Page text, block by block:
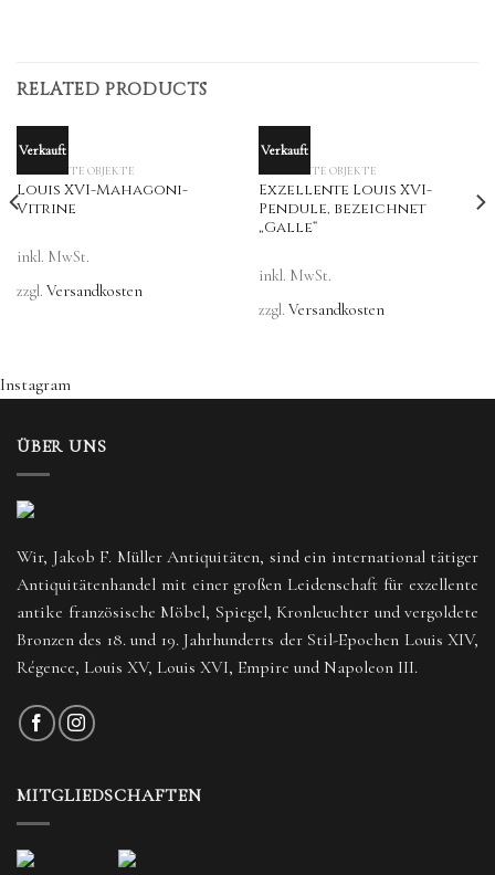
RELATED PRODUCTS
Verkauft
OUT OF STOCK
VERKAUFTE OBJEKTE
Louis XVI-Mahagoni-
Vitrine
inkl. MwSt.
zzgl. Versandkosten
Verkauft
OUT OF STOCK
VERKAUFTE OBJEKTE
Exzellente Louis XVI-
Pendule, bezeichnet
„Galle“
inkl. MwSt.
zzgl. Versandkosten
Instagram
ÜBER UNS
Wir, Jakob F. Müller Antiquitäten, sind ein international tätiger
Antiquitätenhandel mit einer großen Leidenschaft für exzellente
antike französische Möbel, Spiegel, Kronleuchter und vergoldete
Bronzen des 18. und 19. Jahrhunderts der Stil-Epochen Louis XIV,
Régence, Louis XV, Louis XVI, Empire und Napoleon III.
MITGLIEDSCHAFTEN